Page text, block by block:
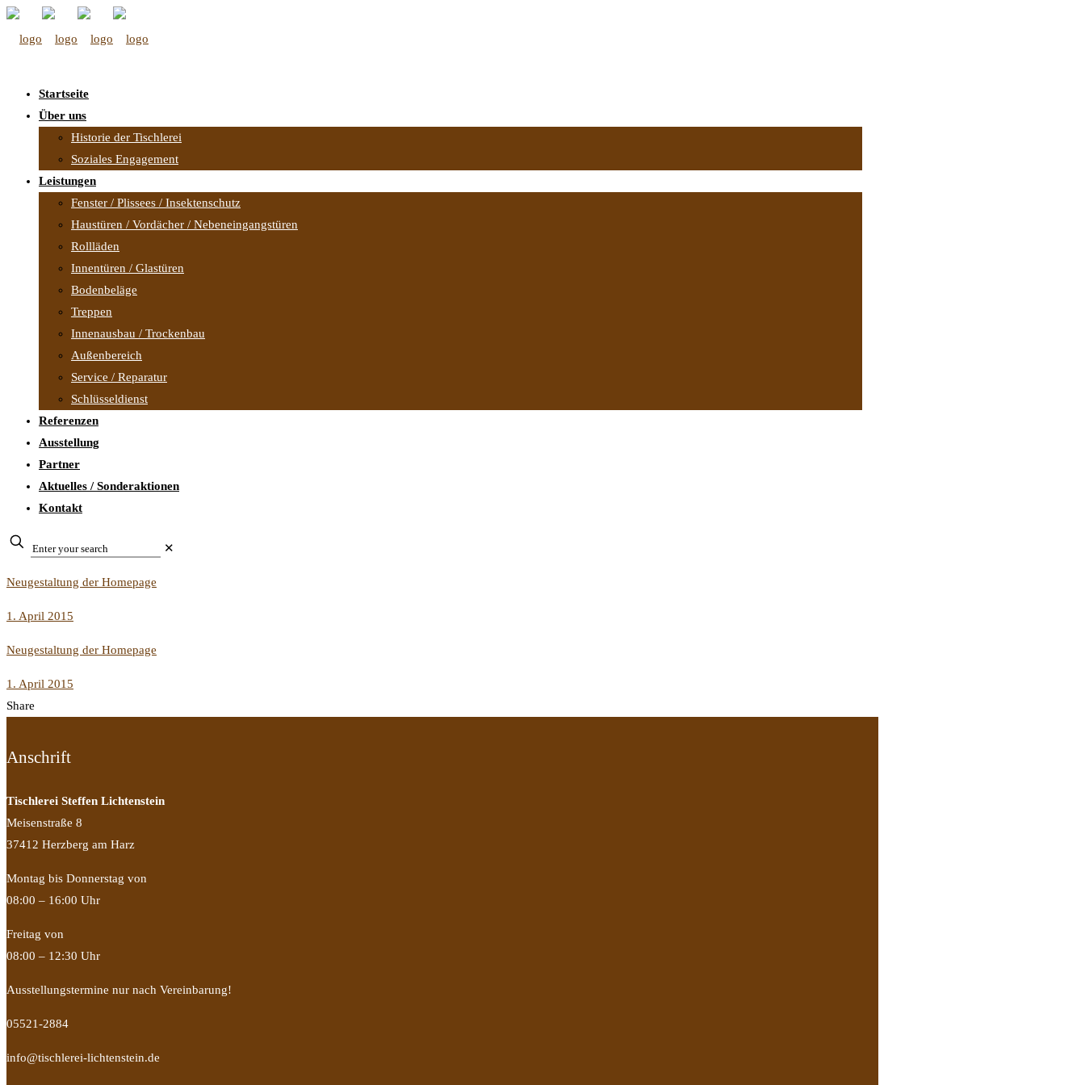
Startseite
Über uns
Historie der Tischlerei
Soziales Engagement
Leistungen
Fenster / Plissees / Insektenschutz
Haustüren / Vordächer / Nebeneingangstüren
Rollläden
Innentüren / Glastüren
Bodenbeläge
Treppen
Innenausbau / Trockenbau
Außenbereich
Service / Reparatur
Schlüsseldienst
Referenzen
Ausstellung
Partner
Aktuelles / Sonderaktionen
Kontakt
✕
Neugestaltung der Homepage
1. April 2015
Neugestaltung der Homepage
1. April 2015
Share
Anschrift
Tischlerei Steffen Lichtenstein
Meisenstraße 8
37412 Herzberg am Harz
Montag bis Donnerstag von
08:00 – 16:00 Uhr
Freitag von
08:00 – 12:30 Uhr
Ausstellungstermine nur nach Vereinbarung!
05521-2884
info@tischlerei-lichtenstein.de